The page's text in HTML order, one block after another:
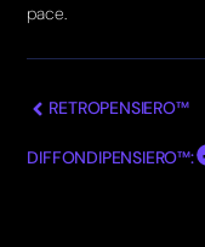
pace.
RETROPENSIERO™
DIFFONDIPENSIERO™: